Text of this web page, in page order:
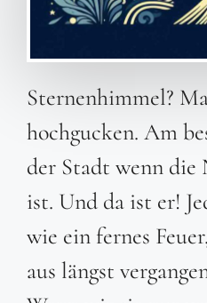
Sternenhimmel?
hochgucken. Am
der Stadt wenn
ist. Und da ist er!
wie ein fernes
aus längst